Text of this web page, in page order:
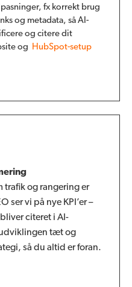
fx korrekt brug
og metadata, så AI-
og citere dit
og HubSpot-setup
trafik og rangering er
ser vi på nye KPI’er –
citeret i AI-
tæt og
så du altid er foran.